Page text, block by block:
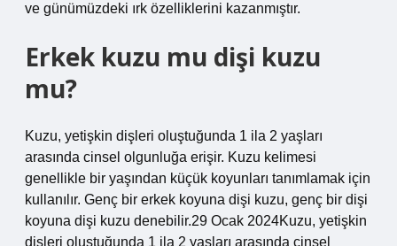
ve günümüzdeki ırk özelliklerini kazanmıştır.
Erkek kuzu mu dişi kuzu
mu?
Kuzu, yetişkin dişleri oluştuğunda 1 ila 2 yaşları
arasında cinsel olgunluğa erişir. Kuzu kelimesi
genellikle bir yaşından küçük koyunları tanımlamak için
kullanılır. Genç bir erkek koyuna dişi kuzu, genç bir dişi
koyuna dişi kuzu denebilir.29 Ocak 2024Kuzu, yetişkin
dişleri oluştuğunda 1 ila 2 yaşları arasında cinsel